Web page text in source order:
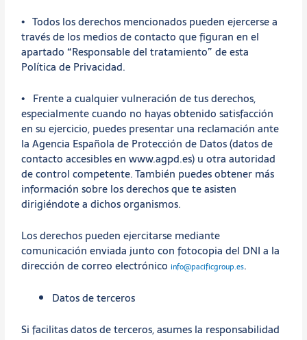
• Todos los derechos mencionados pueden ejercerse a
través de los medios de contacto que figuran en el
apartado “Responsable del tratamiento” de esta
Política de Privacidad.
• Frente a cualquier vulneración de tus derechos,
especialmente cuando no hayas obtenido satisfacción
en su ejercicio, puedes presentar una reclamación ante
la Agencia Española de Protección de Datos (datos de
contacto accesibles en www.agpd.es) u otra autoridad
de control competente. También puedes obtener más
información sobre los derechos que te asisten
dirigiéndote a dichos organismos.
Los derechos pueden ejercitarse mediante
comunicación enviada junto con fotocopia del DNI a la
dirección de correo electrónicoinfo@pacificgroup.es.
Datos de terceros
Si facilitas datos de terceros, asumes la responsabilidad